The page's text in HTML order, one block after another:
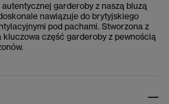
garderoby z naszą bluzą
nawiązuje do brytyjskiego
pod pachami. Stworzona z
kluczowa część garderoby z pewnością